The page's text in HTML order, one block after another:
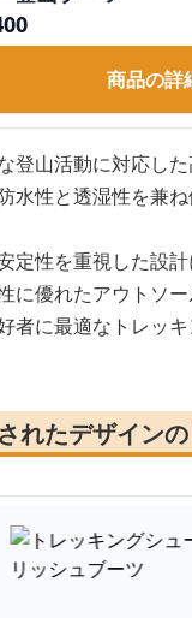
商品の詳
登山活動に対応し
水性と透湿性を兼
定性を重視した設
に優れたアウトソ
者に最適なトレッ
れたデザイン